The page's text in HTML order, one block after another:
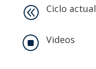
@ Ciclo actual
] Videos